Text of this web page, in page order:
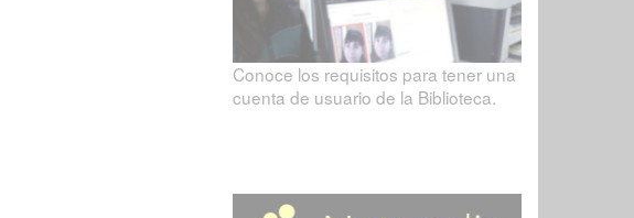
Conoce los requisitos para tener una
cuenta de usuario de la Biblioteca.